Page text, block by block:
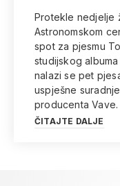
Protekle nedjelje
Astronomskom
spot za pjesmu
studijskog
nalazi se pet
uspješne
producenta Vave.
ČITAJTE DALJE